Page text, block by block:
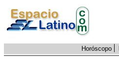
Horóscopo